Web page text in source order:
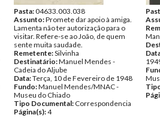
Pasta:04633.003.038
Assunto:Promete dar apoio à amiga.
Lamenta não ter autorização para o
visitar. Refere-se ao João, de quem
sente muita saudade.
Remetente:Silvinha
Destinatário:Manuel Mendes -
Cadeia do Aljube
Data:Terça, 10 de Fevereiro de 1948
Fundo:Manuel Mendes/MNAC -
Museu do Chiado
Tipo Documental: Correspondencia
Página(s):4